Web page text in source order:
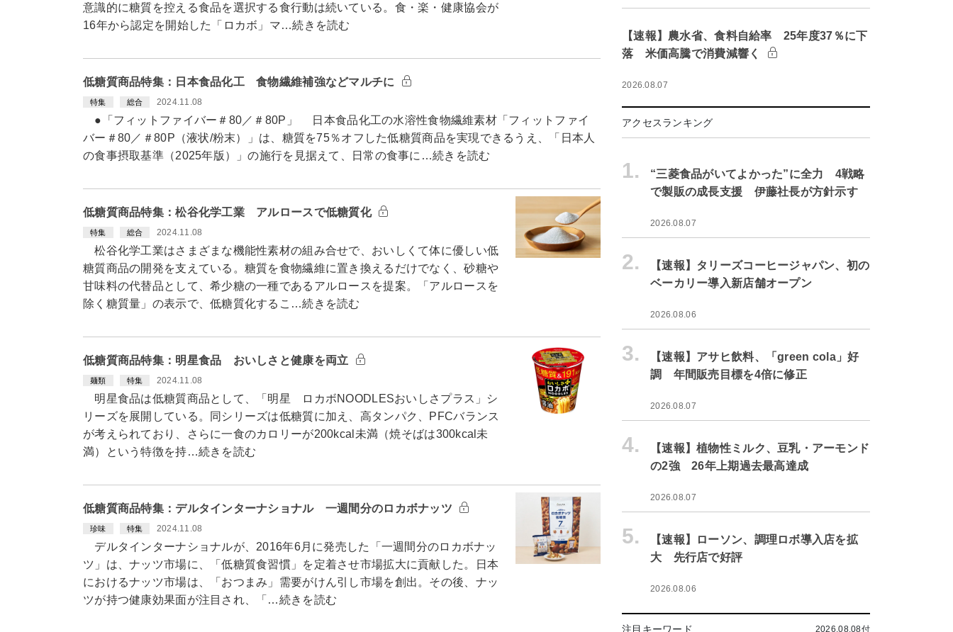
意識的に糖質を控える食品を選択する食行動は続いている。食・楽・健康協会が
16年から認定を開始した「ロカボ」マ…続きを読む
低糖質商品特集：日本食品化工 食物繊維補強などマルチに
特集 総合 2024.11.08
●「フィットファイバー＃80／＃80P」 日本食品化工の水溶性食物繊維素材「フィットファイ
バー＃80／＃80P（液状/粉末）」は、糖質を75％オフした低糖質商品を実現できるうえ、「日本人
の食事摂取基準（2025年版）」の施行を見据えて、日常の食事に…続きを読む
低糖質商品特集：松谷化学工業 アルロースで低糖質化
特集 総合 2024.11.08
松谷化学工業はさまざまな機能性素材の組み合せで、おいしくて体に優しい低
糖質商品の開発を支えている。糖質を食物繊維に置き換えるだけでなく、砂糖や
甘味料の代替品として、希少糖の一種であるアルロースを提案。「アルロースを
除く糖質量」の表示で、低糖質化するこ…続きを読む
低糖質商品特集：明星食品 おいしさと健康を両立
麺類 特集 2024.11.08
明星食品は低糖質商品として、「明星 ロカボNOODLESおいしさプラス」シ
リーズを展開している。同シリーズは低糖質に加え、高タンパク、PFCバランス
が考えられており、さらに一食のカロリーが200kcal未満（焼そばは300kcal未
満）という特徴を持…続きを読む
低糖質商品特集：デルタインターナショナル 一週間分のロカボナッツ
珍味 特集 2024.11.08
デルタインターナショナルが、2016年6月に発売した「一週間分のロカボナッ
ツ」は、ナッツ市場に、「低糖質食習慣」を定着させ市場拡大に貢献した。日本
におけるナッツ市場は、「おつまみ」需要がけん引し市場を創出。その後、ナッ
ツが持つ健康効果面が注目され、「…続きを読む
【速報】農水省、食料自給率 25年度37％に下
落 米価高騰で消費減響く
2026.08.07
アクセスランキング
1.
“三菱食品がいてよかった”に全力 4戦略
で製販の成長支援 伊藤社長が方針示す
2026.08.07
2.
【速報】タリーズコーヒージャパン、初の
ベーカリー導入新店舗オープン
2026.08.06
3.
【速報】アサヒ飲料、「green cola」好
調 年間販売目標を4倍に修正
2026.08.07
4.
【速報】植物性ミルク、豆乳・アーモンド
の2強 26年上期過去最高達成
2026.08.07
5.
【速報】ローソン、調理ロボ導入店を拡
大 先行店で好評
2026.08.06
注目キーワード 2026.08.08付